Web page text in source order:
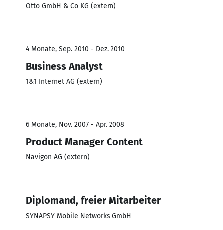
Otto GmbH & Co KG (extern)
4 Monate, Sep. 2010 - Dez. 2010
Business Analyst
1&1 Internet AG (extern)
6 Monate, Nov. 2007 - Apr. 2008
Product Manager Content
Navigon AG (extern)
Diplomand, freier Mitarbeiter
SYNAPSY Mobile Networks GmbH